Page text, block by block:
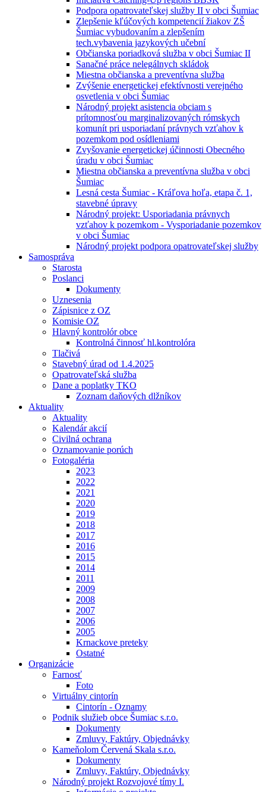
Podpora opatrovateľskej služby II v obci Šumiac
Zlepšenie kľúčových kompetencií žiakov ZŠ
Šumiac vybudovaním a zlepšením
tech.vybavenia jazykových učební
Občianska poriadková služba v obci Šumiac II
Sanačné práce nelegálnych skládok
Miestna občianska a preventívna služba
Zvýšenie energetickej efektívnosti verejného
osvetlenia v obci Šumiac
Národný projekt asistencia obciam s
prítomnosťou marginalizovaných rómskych
komunít pri usporiadaní právnych vzťahov k
pozemkom pod osídleniami
Zvyšovanie energetickej účinnosti Obecného
úradu v obci Šumiac
Miestna občianska a preventívna služba v obci
Šumiac
Lesná cesta Šumiac - Kráľova hoľa, etapa č. 1,
stavebné úpravy
Národný projekt: Usporiadania právnych
vzťahov k pozemkom - Vysporiadanie pozemkov
v obci Šumiac
Národný projekt podpora opatrovateľskej služby
Samospráva
Starosta
Poslanci
Dokumenty
Uznesenia
Zápisnice z OZ
Komisie OZ
Hlavný kontrolór obce
Kontrolná činnosť hl.kontrolóra
Tlačivá
Stavebný úrad od 1.4.2025
Opatrovateľská služba
Dane a poplatky TKO
Zoznam daňových dlžníkov
Aktuality
Aktuality
Kalendár akcií
Civilná ochrana
Oznamovanie porúch
Fotogaléria
2023
2022
2021
2020
2019
2018
2017
2016
2015
2014
2011
2009
2008
2007
2006
2005
Krnackove preteky
Ostatné
Organizácie
Farnosť
Foto
Virtuálny cintorín
Cintorín - Oznamy
Podnik služieb obce Šumiac s.r.o.
Dokumenty
Zmluvy, Faktúry, Objednávky
Kameňolom Červená Skala s.r.o.
Dokumenty
Zmluvy, Faktúry, Objednávky
Národný projekt Rozvojové tímy I.